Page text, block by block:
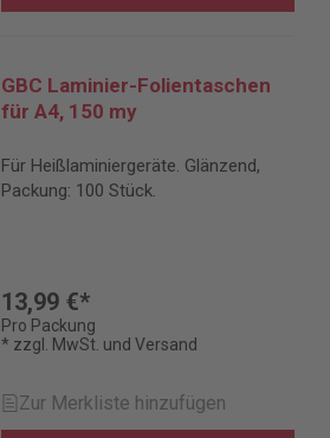
GBC Laminier-Folientaschen
für A4, 150 my
Für Heißlaminiergeräte. Glänzend,
Packung: 100 Stück.
13,99 €*
Pro Packung
* zzgl. MwSt. und Versand
Zur Merkliste hinzufügen